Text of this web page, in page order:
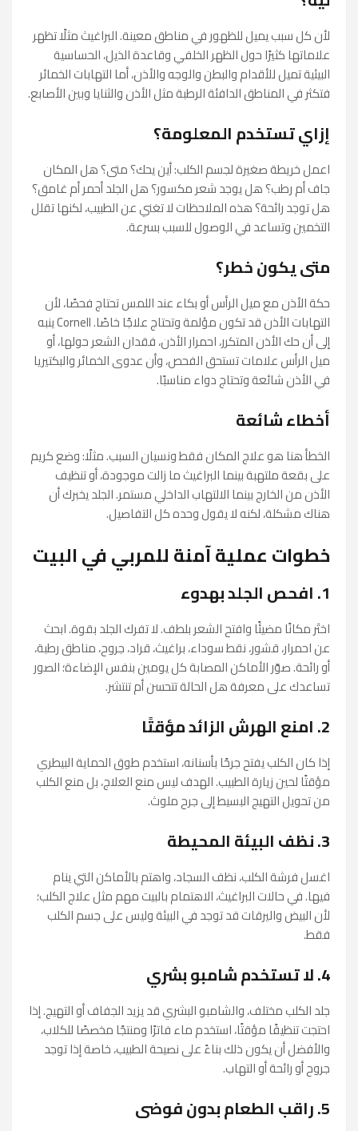
لأن كل سبب يميل للظهور في مناطق معينة. البراغيث مثلًا تظهر
علاماتها كثيرًا حول الظهر الخلفي وقاعدة الذيل، الحساسية
البيئية تميل للأقدام والبطن والوجه والأذن، أما التهابات الخمائر
فتكثر في المناطق الدافئة الرطبة مثل الأذن والثنايا وبين الأصابع.
إزاي تستخدم المعلومة؟
اعمل خريطة صغيرة لجسم الكلب: أين يحك؟ متى؟ هل المكان
جاف أم رطب؟ هل يوجد شعر مكسور؟ هل الجلد أحمر أم غامق؟
هل توجد رائحة؟ هذه الملاحظات لا تغني عن الطبيب، لكنها تقلل
التخمين وتساعد في الوصول للسبب بسرعة.
متى يكون خطر؟
حكة الأذن مع ميل الرأس أو بكاء عند اللمس تحتاج فحصًا، لأن
التهابات الأذن قد تكون مؤلمة وتحتاج علاجًا خاصًا. Cornell ينبه
إلى أن حك الأذن المتكرر، احمرار الأذن، فقدان الشعر حولها، أو
ميل الرأس علامات تستحق الفحص، وأن عدوى الخمائر والبكتيريا
في الأذن شائعة وتحتاج دواء مناسبًا.
أخطاء شائعة
الخطأ هنا هو علاج المكان فقط ونسيان السبب. مثلًا: وضع كريم
على بقعة ملتهبة بينما البراغيث ما زالت موجودة، أو تنظيف
الأذن من الخارج بينما الالتهاب الداخلي مستمر. الجلد يخبرك أن
هناك مشكلة، لكنه لا يقول وحده كل التفاصيل.
خطوات عملية آمنة للمربي في البيت
1. افحص الجلد بهدوء
اختَر مكانًا مضيئًا وافتح الشعر بلطف. لا تفرك الجلد بقوة. ابحث
عن احمرار، قشور، نقط سوداء، براغيث، قراد، جروح، مناطق رطبة،
أو رائحة. صوّر الأماكن المصابة كل يومين بنفس الإضاءة؛ الصور
تساعدك على معرفة هل الحالة تتحسن أم تنتشر.
2. امنع الهرش الزائد مؤقتًا
إذا كان الكلب يفتح جرحًا بأسنانه، استخدم طوق الحماية البيطري
مؤقتًا لحين زيارة الطبيب. الهدف ليس منع العلاج، بل منع الكلب
من تحويل التهيج البسيط إلى جرح ملوث.
3. نظف البيئة المحيطة
اغسل فرشة الكلب، نظف السجاد، واهتم بالأماكن التي ينام
فيها. في حالات البراغيث، الاهتمام بالبيت مهم مثل علاج الكلب؛
لأن البيض واليرقات قد توجد في البيئة وليس على جسم الكلب
فقط.
4. لا تستخدم شامبو بشري
جلد الكلب مختلف، والشامبو البشري قد يزيد الجفاف أو التهيج. إذا
احتجت تنظيفًا مؤقتًا، استخدم ماء فاترًا ومنتجًا مخصصًا للكلاب،
والأفضل أن يكون ذلك بناءً على نصيحة الطبيب، خاصة إذا توجد
جروح أو رائحة أو التهاب.
5. راقب الطعام بدون فوضى